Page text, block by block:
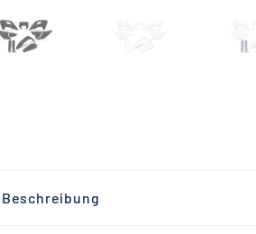
Beschreibung